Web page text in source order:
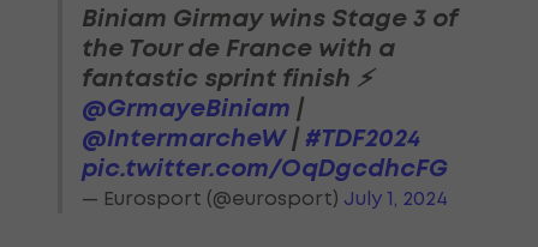
Biniam Girmay wins Stage 3 of
the Tour de France with a
fantastic sprint finish ⚡️
@GrmayeBiniam |
@IntermarcheW| #TDF2024
pic.twitter.com/OqDgcdhcFG
— Eurosport (@eurosport) July 1, 2024